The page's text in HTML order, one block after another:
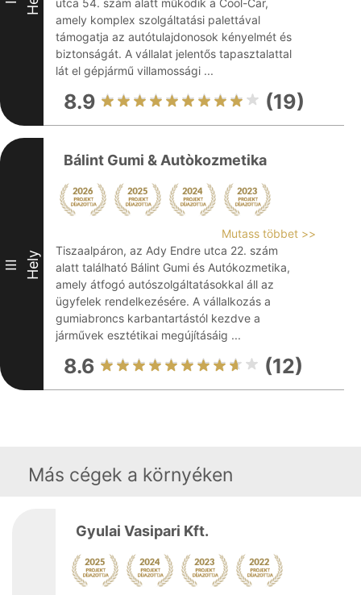
utca 54. szám alatt működik a Cool-Car,
amely komplex szolgáltatási palettával
támogatja az autótulajdonosok kényelmét és
biztonságát. A vállalat jelentős tapasztalattal
lát el gépjármű villamossági ...
8.9 (19)
III Hely
Bálint Gumi & Autòkozmetika
Mutass többet >>
Tiszaalpáron, az Ady Endre utca 22. szám
alatt található Bálint Gumi és Autókozmetika,
amely átfogó autószolgáltatásokkal áll az
ügyfelek rendelkezésére. A vállalkozás a
gumiabroncs karbantartástól kezdve a
járművek esztétikai megújításáig ...
8.6 (12)
Más cégek a környéken
Gyulai Vasipari Kft.